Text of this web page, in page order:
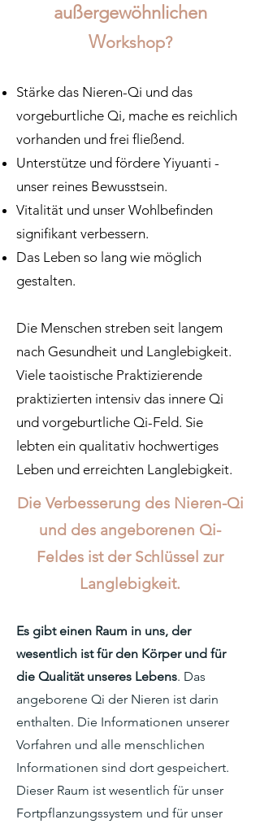
außergewöhnlichen
Workshop?
Stärke das Nieren-Qi und das
vorgeburtliche Qi, mache es reichlich
vorhanden und frei fließend.
Unterstütze und fördere Yiyuanti -
unser reines Bewusstsein.
Vitalität und unser Wohlbefinden
signifikant verbessern.
Das Leben so lang wie möglich
gestalten.
Die Menschen streben seit langem
nach Gesundheit und Langlebigkeit.
Viele taoistische Praktizierende
praktizierten intensiv das innere Qi
und vorgeburtliche Qi-Feld. Sie
lebten ein qualitativ hochwertiges
Leben und erreichten Langlebigkeit.
Die Verbesserung des Nieren-Qi
und des angeborenen Qi-
Feldes ist der Schlüssel zur
Langlebigkeit.
Es gibt einen Raum in uns, der
wesentlich ist für den Körper und für
die Qualität unseres Lebens. Das
angeborene Qi der Nieren ist darin
enthalten. Die Informationen unserer
Vorfahren und alle menschlichen
Informationen sind dort gespeichert.
Dieser Raum ist wesentlich für unser
Fortpflanzungssystem und für unser